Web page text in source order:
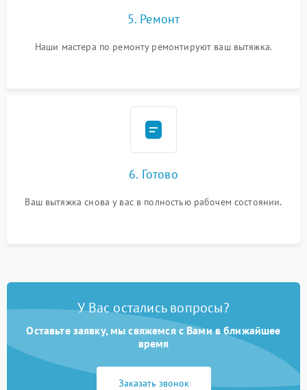
5. Ремонт
Наши мастера по ремонту ремонтируют ваш вытяжка.
6. Готово
Ваш вытяжка снова у вас в полностью рабочем состоянии.
У Вас остались вопросы?
Оставьте заявку, мы свяжемся с Вами в ближайшее
время
Заказать звонок